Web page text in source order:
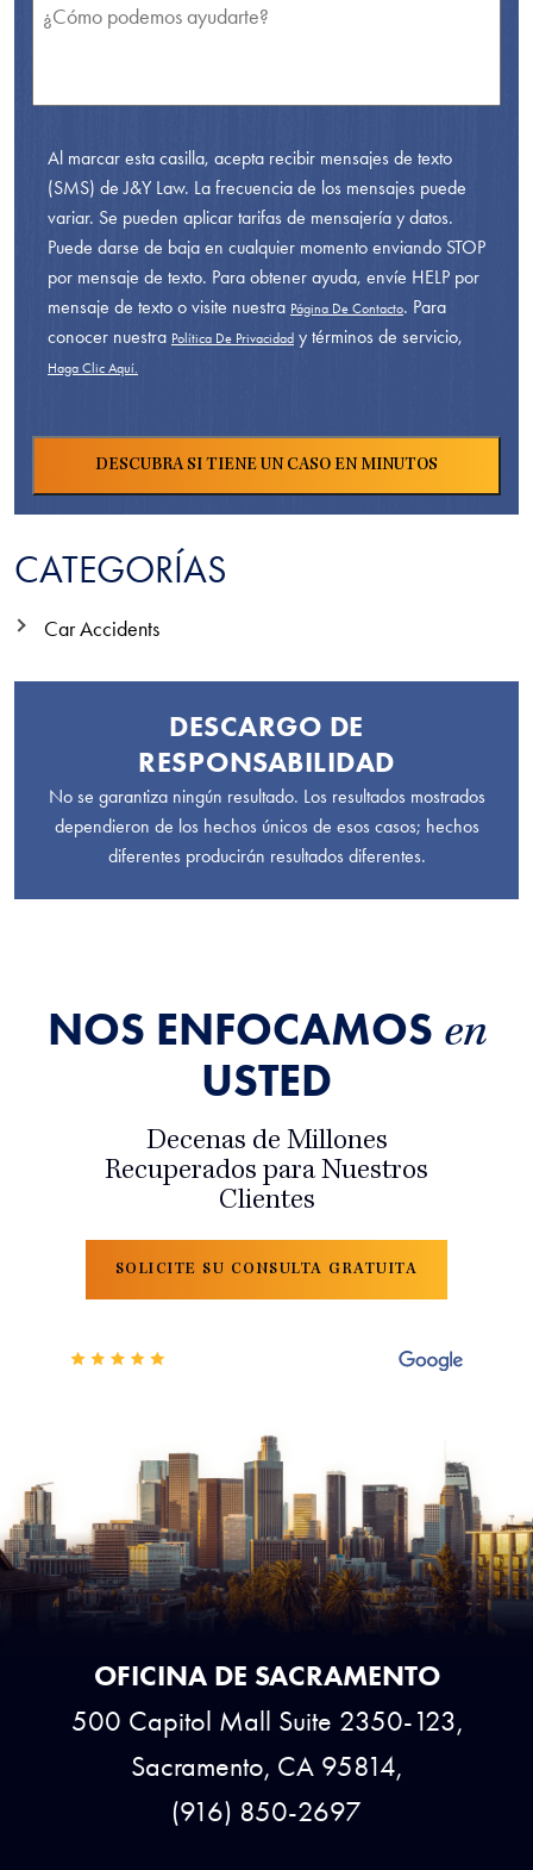
Al marcar esta casilla, acepta recibir mensajes de texto
(SMS) de J&Y Law. La frecuencia de los mensajes puede
variar. Se pueden aplicar tarifas de mensajería y datos.
Puede darse de baja en cualquier momento enviando STOP
por mensaje de texto. Para obtener ayuda, envíe HELP por
mensaje de texto o visite nuestra Página De Contacto. Para
conocer nuestra Política De Privacidad y términos de servicio,
Haga Clic Aquí.
CATEGORÍAS
Car Accidents
DESCARGO DE
RESPONSABILIDAD
No se garantiza ningún resultado. Los resultados mostrados
dependieron de los hechos únicos de esos casos; hechos
diferentes producirán resultados diferentes.
NOS ENFOCAMOS en
USTED
Decenas de Millones
Recuperados para Nuestros
Clientes
SOLICITE SU CONSULTA GRATUITA
OFICINA DE SACRAMENTO
500 Capitol Mall Suite 2350-123,
Sacramento, CA 95814,
(916) 850-2697